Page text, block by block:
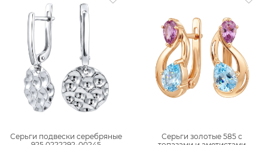
Серьги подвески серебряные
Серьги золотые 585 с